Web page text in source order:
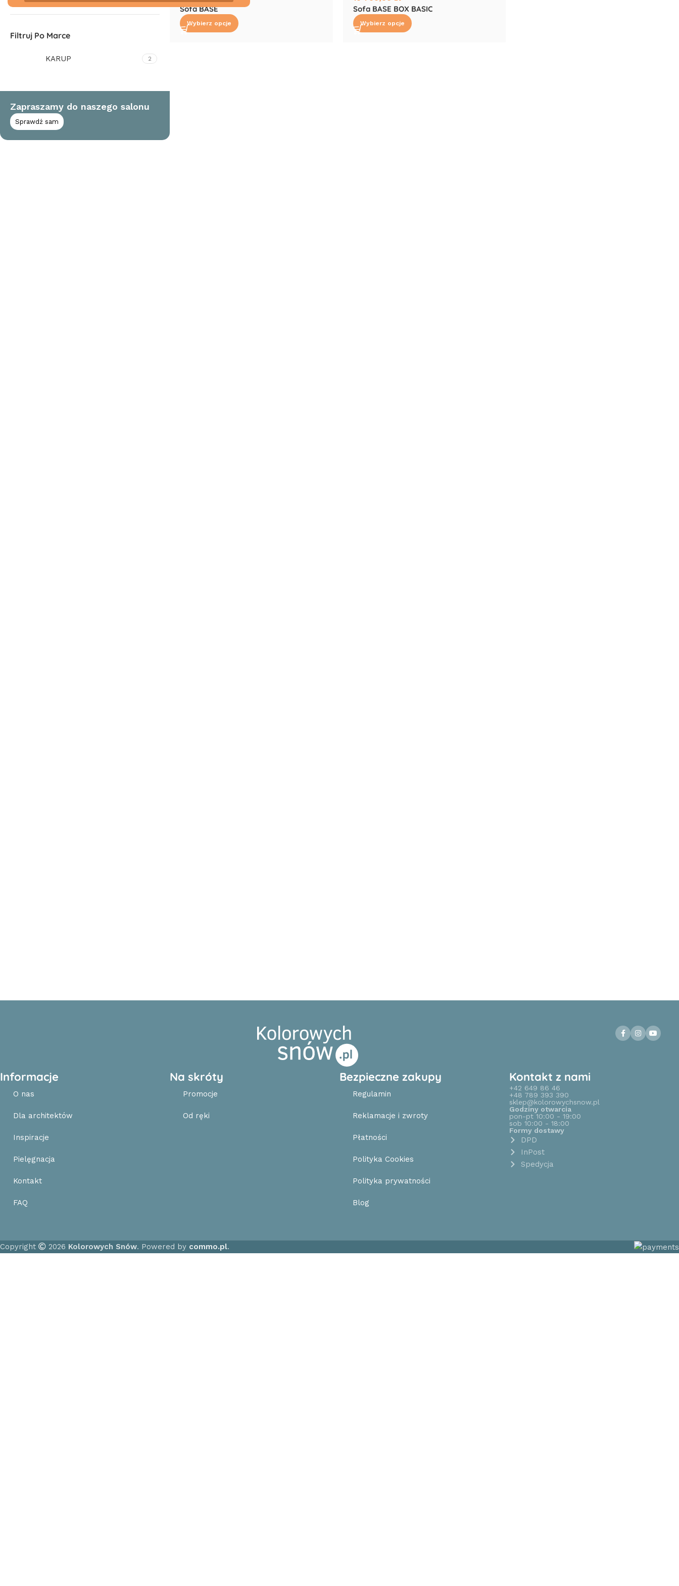
Filtruj Po Marce
KARUP 2
Zapraszamy do naszego salonu
Sprawdź sam
Sofa BASE
Wybierz opcje
Sofa BASE BOX BASIC
Wybierz opcje
Informacje
O nas
Dla architektów
Inspiracje
Pielęgnacja
Kontakt
FAQ
Na skróty
Promocje
Od ręki
Bezpieczne zakupy
Regulamin
Reklamacje i zwroty
Płatności
Polityka Cookies
Polityka prywatności
Blog
Kontakt z nami
+42 649 86 46
+48 789 393 390
sklep@kolorowychsnow.pl
Godziny otwarcia
pon-pt 10:00 - 19:00
sob 10:00 - 18:00
Formy dostawy
DPD
InPost
Spedycja
Copyright 2026 Kolorowych Snów. Powered by commo.pl.